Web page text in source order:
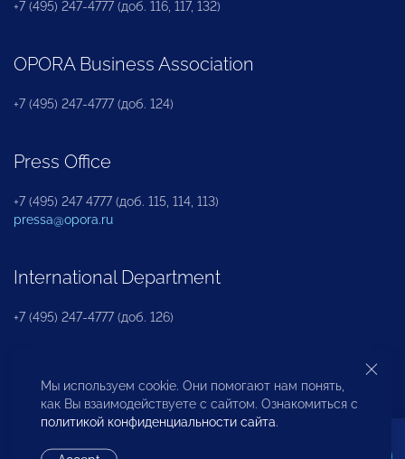
+7 (495) 247-4777 (доб. 116, 117, 132)
OPORA Business Association
+7 (495) 247-4777 (доб. 124)
Press Office
+7 (495) 247 4777 (доб. 115, 114, 113)
pressa@opora.ru
International Department
+7 (495) 247-4777 (доб. 126)
Business and Investment Rights Protection
Department
Мы используем cookie. Они помогают нам понять,
как Вы взаимодействуете с сайтом. Ознакомиться с
политикой конфиденциальности сайта.